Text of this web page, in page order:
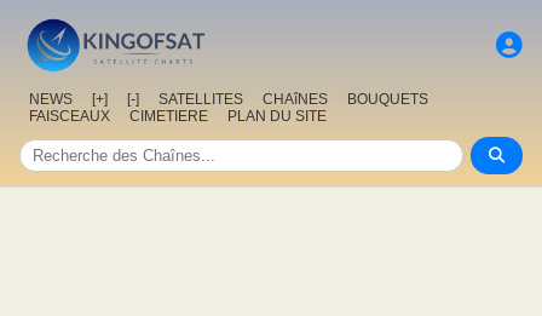
NEWS [+] [-] SATELLITES CHAîNES
BOUQUETS
FAISCEAUX
CIMETIERE PLAN DU SITE